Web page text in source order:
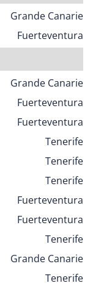
Grande Canarie
Fuerteventura
Grande Canarie
Fuerteventura
Fuerteventura
Tenerife
Tenerife
Tenerife
Fuerteventura
Fuerteventura
Tenerife
Grande Canarie
Tenerife